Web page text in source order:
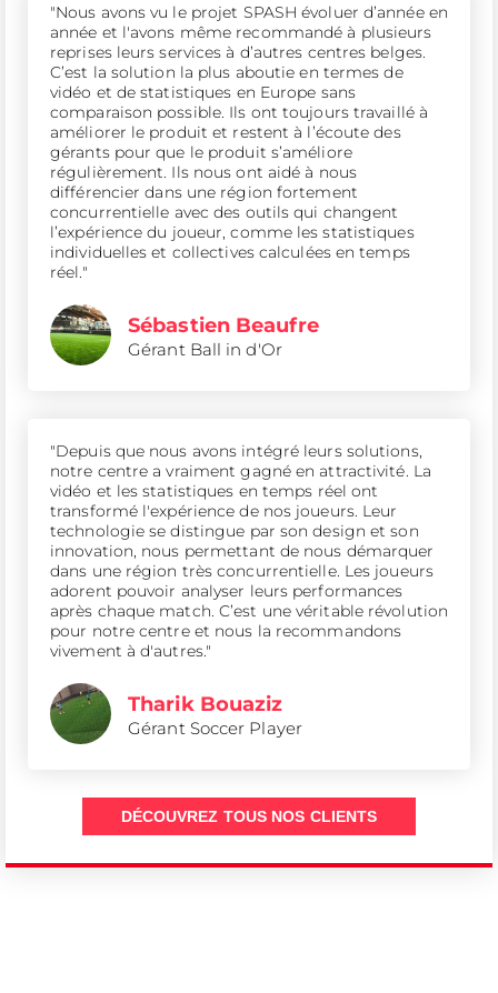
"Nous avons vu le projet SPASH évoluer d’année en
année et l'avons même recommandé à plusieurs
reprises leurs services à d’autres centres belges.
C’est la solution la plus aboutie en termes de
vidéo et de statistiques en Europe sans
comparaison possible. Ils ont toujours travaillé à
améliorer le produit et restent à l’écoute des
gérants pour que le produit s’améliore
régulièrement. Ils nous ont aidé à nous
différencier dans une région fortement
concurrentielle avec des outils qui changent
l’expérience du joueur, comme les statistiques
individuelles et collectives calculées en temps
réel."
Sébastien Beaufre
Gérant Ball in d'Or
"Depuis que nous avons intégré leurs solutions,
notre centre a vraiment gagné en attractivité. La
vidéo et les statistiques en temps réel ont
transformé l'expérience de nos joueurs. Leur
technologie se distingue par son design et son
innovation, nous permettant de nous démarquer
dans une région très concurrentielle. Les joueurs
adorent pouvoir analyser leurs performances
après chaque match. C’est une véritable révolution
pour notre centre et nous la recommandons
vivement à d'autres."
Tharik Bouaziz
Gérant Soccer Player
DÉCOUVREZ TOUS NOS CLIENTS